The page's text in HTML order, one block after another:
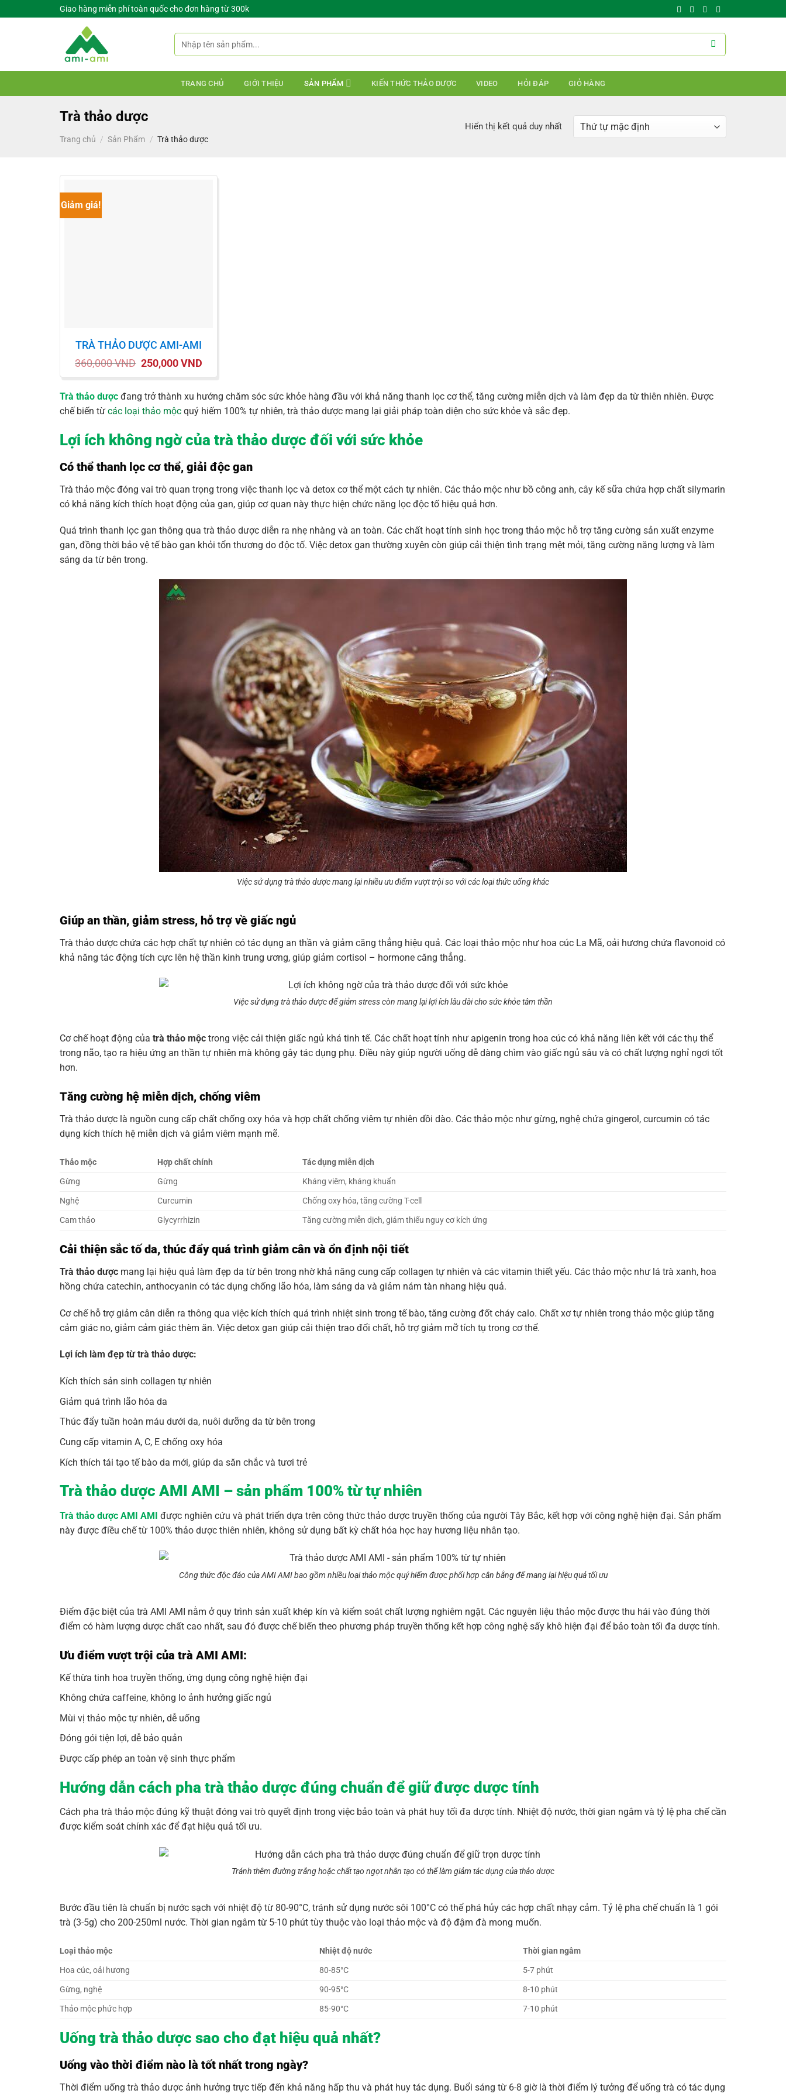
qua
Giao hàng miễn phí toàn quốc cho đơn hàng từ 300k
Tìm
kiếm:
TRANG CHỦ GIỚI THIỆU SẢN PHẨM KIẾN THỨC THẢO DƯỢC VIDEO HỎI ĐÁP GIỎ HÀNG
Trà thảo dược
Trang chủ / Sản Phẩm / Trà thảo dược
Hiển thị kết quả duy nhất
Giảm giá!
TRÀ THẢO DƯỢC AMI-AMI
360,000VND Giá
gốc
là:
250,000VNDGiá
tại
250,000 VND.
Trà thảo dược đang trở thành xu hướng chăm sóc sức khỏe hàng đầu với khả năng thanh lọc cơ thể, tăng cường miễn dịch và làm đẹp da từ thiên nhiên. Được
chế biến từ các loại thảo mộc quý hiếm 100% tự nhiên, trà thảo dược mang lại giải pháp toàn diện cho sức khỏe và sắc đẹp.
Lợi ích không ngờ của trà thảo dược đối với sức khỏe
Có thể thanh lọc cơ thể, giải độc gan
Trà thảo mộc đóng vai trò quan trọng trong việc thanh lọc và detox cơ thể một cách tự nhiên. Các thảo mộc như bồ công anh, cây kế sữa chứa hợp chất silymarin
có khả năng kích thích hoạt động của gan, giúp cơ quan này thực hiện chức năng lọc độc tố hiệu quả hơn.
Quá trình thanh lọc gan thông qua trà thảo dược diễn ra nhẹ nhàng và an toàn. Các chất hoạt tính sinh học trong thảo mộc hỗ trợ tăng cường sản xuất enzyme
gan, đồng thời bảo vệ tế bào gan khỏi tổn thương do độc tố. Việc detox gan thường xuyên còn giúp cải thiện tình trạng mệt mỏi, tăng cường năng lượng và làm
sáng da từ bên trong.
Việc sử dụng trà thảo dược mang lại nhiều ưu điểm vượt trội so với các loại thức uống khác
Giúp an thần, giảm stress, hỗ trợ về giấc ngủ
Trà thảo dược chứa các hợp chất tự nhiên có tác dụng an thần và giảm căng thẳng hiệu quả. Các loại thảo mộc như hoa cúc La Mã, oải hương chứa flavonoid có
khả năng tác động tích cực lên hệ thần kinh trung ương, giúp giảm cortisol – hormone căng thẳng.
Việc sử dụng trà thảo dược để giảm stress còn mang lại lợi ích lâu dài cho sức khỏe tâm thần
Cơ chế hoạt động của trà thảo mộc trong việc cải thiện giấc ngủ khá tinh tế. Các chất hoạt tính như apigenin trong hoa cúc có khả năng liên kết với các thụ thể
trong não, tạo ra hiệu ứng an thần tự nhiên mà không gây tác dụng phụ. Điều này giúp người uống dễ dàng chìm vào giấc ngủ sâu và có chất lượng nghỉ ngơi tốt
hơn.
Tăng cường hệ miễn dịch, chống viêm
Trà thảo dược là nguồn cung cấp chất chống oxy hóa và hợp chất chống viêm tự nhiên dồi dào. Các thảo mộc như gừng, nghệ chứa gingerol, curcumin có tác
dụng kích thích hệ miễn dịch và giảm viêm mạnh mẽ.
Thảo mộc Hợp chất chính
Tác dụng miễn dịch
Gừng
Gừng
Kháng viêm, kháng khuẩn
Nghệ
Curcumin
Chống oxy hóa, tăng cường T-cell
Cam thảo
Glycyrrhizin Tăng cường miễn dịch, giảm thiểu nguy cơ kích ứng
Cải thiện sắc tố da, thúc đẩy quá trình giảm cân và ổn định nội tiết
Trà thảo dược mang lại hiệu quả làm đẹp da từ bên trong nhờ khả năng cung cấp collagen tự nhiên và các vitamin thiết yếu. Các thảo mộc như lá trà xanh, hoa
hồng chứa catechin, anthocyanin có tác dụng chống lão hóa, làm sáng da và giảm nám tàn nhang hiệu quả.
Cơ chế hỗ trợ giảm cân diễn ra thông qua việc kích thích quá trình nhiệt sinh trong tế bào, tăng cường đốt cháy calo. Chất xơ tự nhiên trong thảo mộc giúp tăng
cảm giác no, giảm cảm giác thèm ăn. Việc detox gan giúp cải thiện trao đổi chất, hỗ trợ giảm mỡ tích tụ trong cơ thể.
Lợi ích làm đẹp từ trà thảo dược:
Kích thích sản sinh collagen tự nhiên
Giảm quá trình lão hóa da
Thúc đẩy tuần hoàn máu dưới da, nuôi dưỡng da từ bên trong
Cung cấp vitamin A, C, E chống oxy hóa
Kích thích tái tạo tế bào da mới, giúp da săn chắc và tươi trẻ
Trà thảo dược AMI AMI – sản phẩm 100% từ tự nhiên
Trà thảo dược AMI AMI
được nghiên cứu và phát triển dựa trên công thức thảo dược truyền thống của người Tây Bắc, kết hợp với công nghệ hiện đại. Sản phẩm
này được điều chế từ 100% thảo dược thiên nhiên, không sử dụng bất kỳ chất hóa học hay hương liệu nhân tạo.
Công thức độc đáo của AMI AMI bao gồm nhiều loại thảo mộc quý hiếm được phối hợp cân bằng để mang lại hiệu quả tối ưu
Điểm đặc biệt của trà AMI AMI nằm ở quy trình sản xuất khép kín và kiểm soát chất lượng nghiêm ngặt. Các nguyên liệu thảo mộc được thu hái vào đúng thời
điểm có hàm lượng dược chất cao nhất, sau đó được chế biến theo phương pháp truyền thống kết hợp công nghệ sấy khô hiện đại để bảo toàn tối đa dược tính.
Ưu điểm vượt trội của trà AMI AMI:
Kế thừa tinh hoa truyền thống, ứng dụng công nghệ hiện đại
Không chứa caffeine, không lo ảnh hưởng giấc ngủ
Mùi vị thảo mộc tự nhiên, dễ uống
Đóng gói tiện lợi, dễ bảo quản
Được cấp phép an toàn vệ sinh thực phẩm
Hướng dẫn cách pha trà thảo dược đúng chuẩn để giữ được dược tính
Cách pha trà thảo mộc đúng kỹ thuật đóng vai trò quyết định trong việc bảo toàn và phát huy tối đa dược tính. Nhiệt độ nước, thời gian ngâm và tỷ lệ pha chế cần
được kiểm soát chính xác để đạt hiệu quả tối ưu.
Tránh thêm đường trắng hoặc chất tạo ngọt nhân tạo có thể làm giảm tác dụng của thảo dược
Bước đầu tiên là chuẩn bị nước sạch với nhiệt độ từ 80-90°C, tránh sử dụng nước sôi 100°C có thể phá hủy các hợp chất nhạy cảm. Tỷ lệ pha chế chuẩn là 1 gói
trà (3-5g) cho 200-250ml nước. Thời gian ngâm từ 5-10 phút tùy thuộc vào loại thảo mộc và độ đậm đà mong muốn.
Loại thảo mộc Nhiệt độ nước
Thời gian ngâm
Hoa cúc, oải hương
80-85°C
5-7 phút
Gừng, nghệ
90-95°C
8-10 phút
Thảo mộc phức hợp
85-90°C 7-10 phút
Uống trà thảo dược sao cho đạt hiệu quả nhất?
Uống vào thời điểm nào là tốt nhất trong ngày?
Thời điểm uống trà thảo dược ảnh hưởng trực tiếp đến khả năng hấp thu và phát huy tác dụng. Buổi sáng từ 6-8 giờ là thời điểm lý tưởng để uống trà có tác dụng